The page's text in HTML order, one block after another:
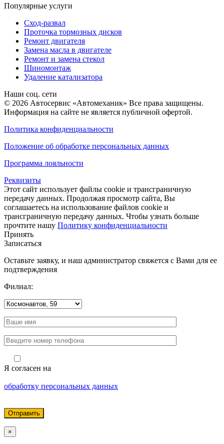
Популярные услуги
Сход-развал
Проточка тормозных дисков
Ремонт двигателя
Замена масла в двигателе
Ремонт и замена стекол
Шиномонтаж
Удаление катализатора
Наши соц. сети
© 2026 Автосервис «Автомеханик» Все права защищены.
Информация на сайте не является публичной офертой.
Политика конфиденциальности
Положение об обработке персональных данных
Программа лояльности
Реквизиты
Этот сайт использует файлы cookie и трансграничную
передачу данных. Продолжая просмотр сайта, Вы
соглашаетесь на использование файлов cookie и
трансграничную передачу данных. Чтобы узнать больше
прочтите нашу Политику конфиденциальности
Принять
Записаться
Оставьте заявку, и наш администратор свяжется с Вами для ее
подтверждения
Филиал:
Я согласен на
обработку персональных данных
×